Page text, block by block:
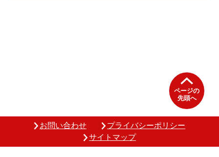
ページの
先頭へ
お問い合わせ
プライバシーポリシー
サイトマップ